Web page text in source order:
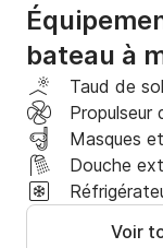
Prise en charge
Conca dei
Comprend 8
et boissons.
Non inclus dans
- coût du
- carburant en
destination
- les taxes
bateau à
Taud de
Propulseur
Masques
Douche
Voir